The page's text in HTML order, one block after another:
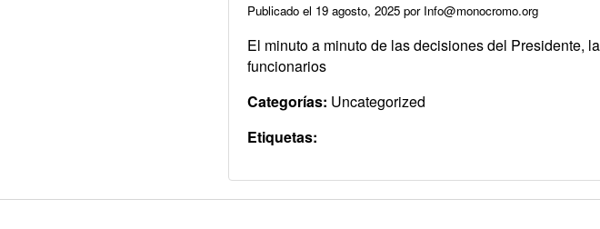
Publicado el 19 agosto, 2025 por Info@monocromo.org
El minuto a minuto de las decisiones del Presidente,
funcionarios
Categorías: Uncategorized
Etiquetas: